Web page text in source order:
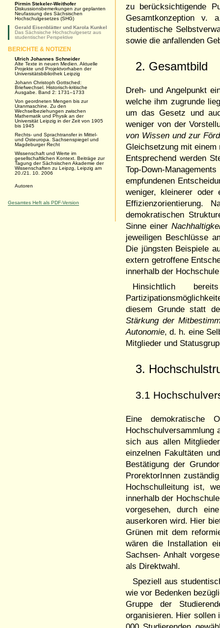
zu berücksichtigende
Gesamtkonzeption v.
studentische
sowie die anfallenden
2. Gesamtbild
Dreh- und Angelpunkt
welche ihm zugrunde
um das Gesetz und
weniger von der
von Wissen und zur
Gleichsetzung mit
Entsprechend werden
Top-Down-
empfundenen
weniger, kleinerer oder
demokratischen
Sinne einer
jeweiligen Beschlüsse
Die jüngsten Beispiele
extern getroffene
innerhalb der
Hinsichtlich
diesem Grunde statt
Stärkung der
Autonomie, d. h. eine
Mitglieder und
3.
3.1
Eine demokratische
sich aus allen
einzelnen Fakultäten
Bestätigung der
ProrektorInnen
Hochschulleitung ist,
innerhalb der
vorgesehen, durch
auserkoren wird. Hier
Grünen mit dem
wären die Installation
Sachsen- Anhalt
als Direktwahl.
Speziell aus
wie vor Bedenken
Gruppe der
organisieren. Hier sollen
Pirmin Stekeler-Weithofer
Diskussionsbemerkungen zur geplanten
Neufassung des Sächsischen
Hochschulgesetzes (SHG)
Gerald Eisenblätter und Karola Kunkel
Das Sächsische Hochschulgesetz aus
studentischer Perspektive
BERICHTE & NOTIZEN
Ulrich Johannes Schneider
Alte Texte in neuen Medien. Aktuelle
Projekte und Projektvorhaben der
Universitätsbibliothek Leipzig
Johann Christoph Gottsched:
Briefwechsel. Historisch-kritische
Ausgabe. Band 2: 1731–1733
Von geordneten Mengen bis zur
Uranmaschine. Zu den
Wechselbeziehungen zwischen
Mathematik und Physik an der
Universität Leipzig in der Zeit von 1905
bis 1945
Rechts- und Sprachtransfer in Mittel-
und Osteuropa. Sachsenspiegel und
Magdeburger Recht
Wissenschaft und Werte im
gesellschaftlichen Kontext. Beiträge zur
Tagung der Sächsischen Akademie der
Wissenschaften zu Leipzg, Leipzig am
20./21. 10. 2006
Autoren
Gesamtes Heft als PDF-Version